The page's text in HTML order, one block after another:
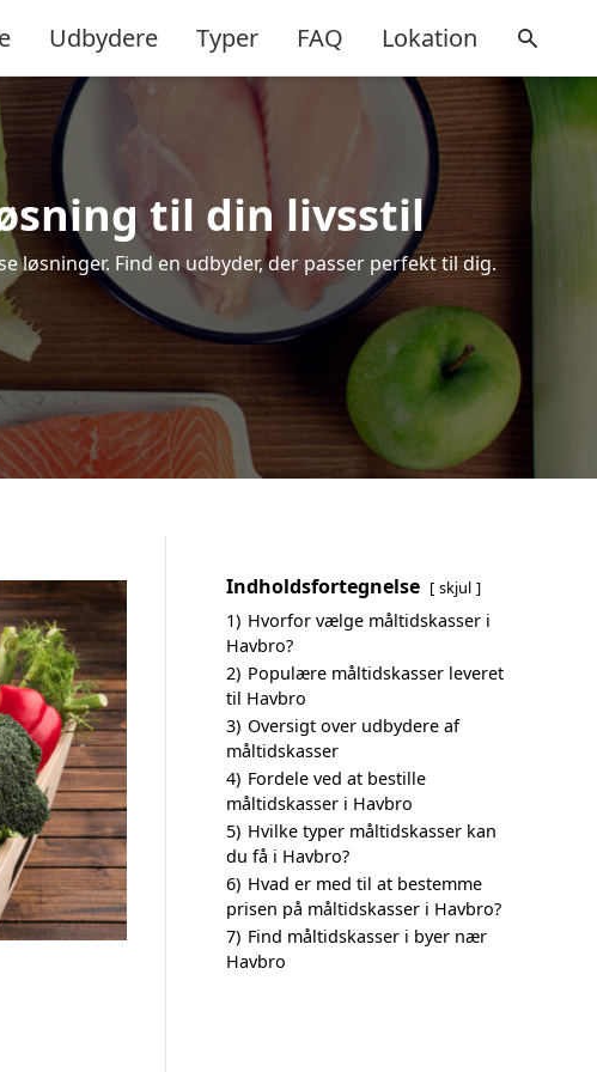
Udbydere Typer FAQ Lokation
til din livsstil
løsninger. Find en udbyder, der passer perfekt til dig.
Indholdsfortegnelse skjul
1) Hvorfor vælge måltidskasser i
Havbro?
2) Populære måltidskasser leveret
til Havbro
3) Oversigt over udbydere af
måltidskasser
4) Fordele ved at bestille
måltidskasser i Havbro
5) Hvilke typer måltidskasser kan
du få i Havbro?
6) Hvad er med til at bestemme
prisen på måltidskasser i Havbro?
7) Find måltidskasser i byer nær
Havbro